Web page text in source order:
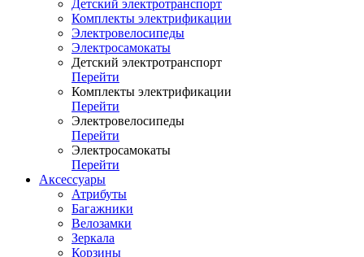
Детский электротранспорт
Комплекты электрификации
Электровелосипеды
Электросамокаты
Детский электротранспорт
Перейти
Комплекты электрификации
Перейти
Электровелосипеды
Перейти
Электросамокаты
Перейти
Аксессуары
Атрибуты
Багажники
Велозамки
Зеркала
Корзины